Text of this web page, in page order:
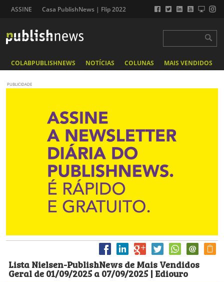
ASSINE Casa PublishNews | Flip 2022
COLABPUBLISHNEWS NOTÍCIAS COLUNAS MAIS VENDIDOS
PUBLICIDADE
Lista Nielsen-PublishNews de Mais Vendidos
Geral de 01/09/2025 a 07/09/2025 | Ediouro